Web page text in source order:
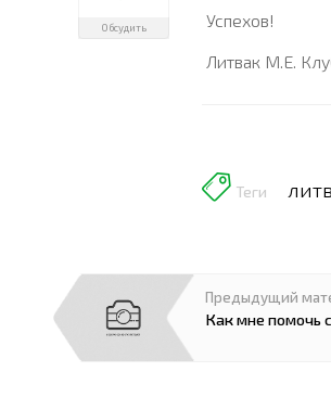
Обсудить
Успехов!
Литвак М.Е.
Теги
Предыдущий
Как мне помочь